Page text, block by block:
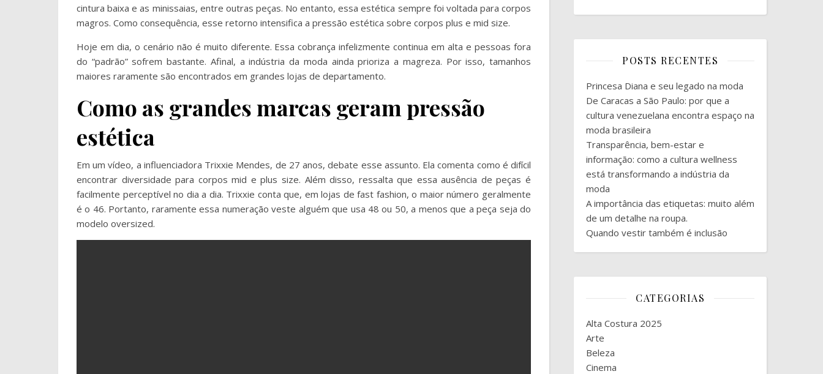
cintura baixa e as minissaias, entre outras peças. No entanto, essa estética sempre foi voltada para corpos
magros. Como consequência, esse retorno intensifica a pressão estética sobre corpos plus e mid size.
Hoje em dia, o cenário não é muito diferente. Essa cobrança infelizmente continua em alta e pessoas fora
do “padrão” sofrem bastante. Afinal, a indústria da moda ainda prioriza a magreza. Por isso, tamanhos
maiores raramente são encontrados em grandes lojas de departamento.
Como as grandes marcas geram pressão
estética
Em um vídeo, a influenciadora Trixxie Mendes, de 27 anos, debate esse assunto. Ela comenta como é difícil
encontrar diversidade para corpos mid e plus size. Além disso, ressalta que essa ausência de peças é
facilmente perceptível no dia a dia. Trixxie conta que, em lojas de fast fashion, o maior número geralmente
é o 46. Portanto, raramente essa numeração veste alguém que usa 48 ou 50, a menos que a peça seja do
modelo oversized.
POSTS RECENTES
Princesa Diana e seu legado na moda
De Caracas a São Paulo: por que a
cultura venezuelana encontra espaço na
moda brasileira
Transparência, bem-estar e
informação: como a cultura wellness
está transformando a indústria da
moda
A importância das etiquetas: muito além
de um detalhe na roupa.
Quando vestir também é inclusão
CATEGORIAS
Alta Costura 2025
Arte
Beleza
Cinema